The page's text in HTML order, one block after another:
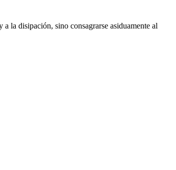
la disipación, sino consagrarse asiduamente al